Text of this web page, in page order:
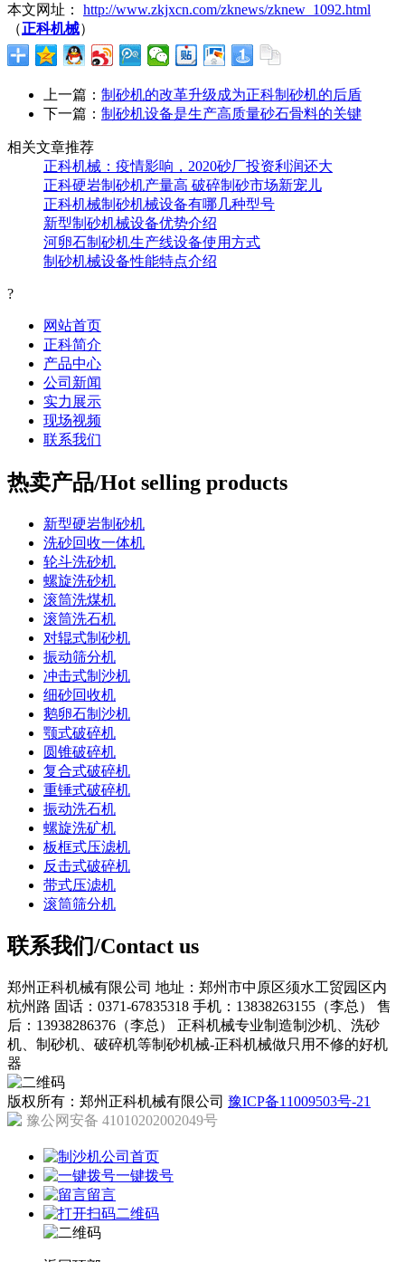
本文网址：
http://www.zkjxcn.com/zknews/zknew_1092.html
（正科机械）
上一篇： 制砂机的改革升级成为正科制砂机的后盾
下一篇： 制砂机设备是生产高质量砂石骨料的关键
相关文章推荐
正科机械：疫情影响，2020砂厂投资利润还大
正科硬岩制砂机产量高 破碎制砂市场新宠儿
正科机械制砂机械设备有哪几种型号
新型制砂机械设备优势介绍
河卵石制砂机生产线设备使用方式
制砂机械设备性能特点介绍
?
网站首页
正科简介
产品中心
公司新闻
实力展示
现场视频
联系我们
热卖产品/Hot selling products
新型硬岩制砂机
洗砂回收一体机
轮斗洗砂机
螺旋洗砂机
滚筒洗煤机
滚筒洗石机
对辊式制砂机
振动筛分机
冲击式制沙机
细砂回收机
鹅卵石制沙机
颚式破碎机
圆锥破碎机
复合式破碎机
重锤式破碎机
振动洗石机
螺旋洗矿机
板框式压滤机
反击式破碎机
带式压滤机
滚筒筛分机
联系我们/Contact us
郑州正科机械有限公司 地址：郑州市中原区须水工贸园区内
杭州路 固话：0371-67835318 手机：13838263155（李总） 售
后：13938286376（李总）
正科机械专业制造制沙机、洗砂
机、制砂机、破碎机等制砂机械-正科机械做只用不修的好机
器
版权所有：郑州正科机械有限公司 豫ICP备11009503号-21
豫公网安备 41010202002049号
公司首页
一键拨号
留言
二维码